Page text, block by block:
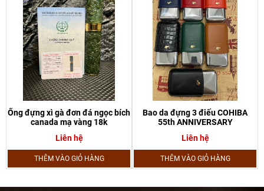
Ống đựng xì gà đơn đá ngọc bích
canada mạ vàng 18k
Liên hệ
THÊM VÀO GIỎ HÀNG
Bao da đựng 3 điếu COHIBA
55th ANNIVERSARY
Liên hệ
THÊM VÀO GIỎ HÀNG